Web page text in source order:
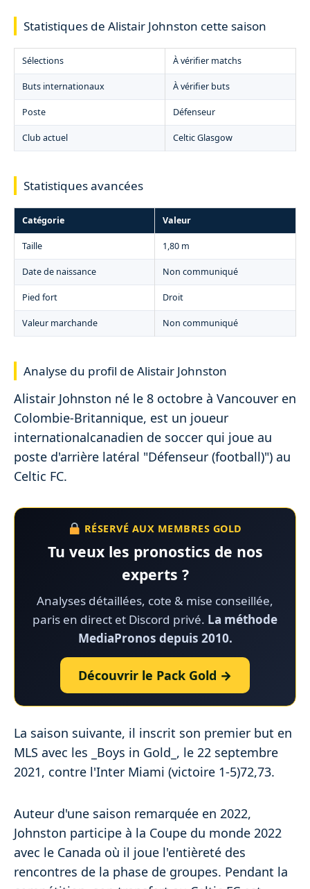
Statistiques de Alistair Johnston cette saison
Sélections À vérifier matchs
Buts internationaux À vérifier buts
Poste Défenseur
Club actuel Celtic Glasgow
Statistiques avancées
Catégorie Valeur
Taille 1,80 m
Date de naissance Non communiqué
Pied fort Droit
Valeur marchande Non communiqué
Analyse du profil de Alistair Johnston
Alistair Johnston né le 8 octobre à Vancouver en
Colombie-Britannique, est un joueur
internationalcanadien de soccer qui joue au
poste d'arrière latéral "Défenseur (football)") au
Celtic FC.
RÉSERVÉ AUX MEMBRES GOLD
Tu veux les pronostics de nos
experts ?
Analyses détaillées, cote & mise conseillée,
paris en direct et Discord privé. La méthode
MediaPronos depuis 2010.
Découvrir le Pack Gold →
La saison suivante, il inscrit son premier but en
MLS avec les _Boys in Gold_, le 22 septembre
2021, contre l'Inter Miami (victoire 1-5)72,73.
Auteur d'une saison remarquée en 2022,
Johnston participe à la Coupe du monde 2022
avec le Canada où il joue l'entièreté des
rencontres de la phase de groupes. Pendant la